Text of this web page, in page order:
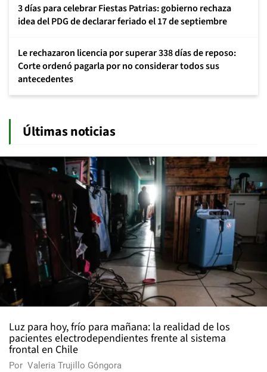
3 días para celebrar Fiestas Patrias: gobierno rechaza
idea del PDG de declarar feriado el 17 de septiembre
Le rechazaron licencia por superar 338 días de reposo:
Corte ordenó pagarla por no considerar todos sus
antecedentes
Últimas noticias
Luz para hoy, frío para mañana: la realidad de los
pacientes electrodependientes frente al sistema
frontal en Chile
Por Valeria Trujillo Góngora